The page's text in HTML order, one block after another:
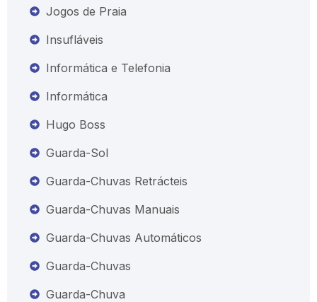
Jogos de Praia
Insufláveis
Informática e Telefonia
Informática
Hugo Boss
Guarda-Sol
Guarda-Chuvas Retrácteis
Guarda-Chuvas Manuais
Guarda-Chuvas Automáticos
Guarda-Chuvas
Guarda-Chuva